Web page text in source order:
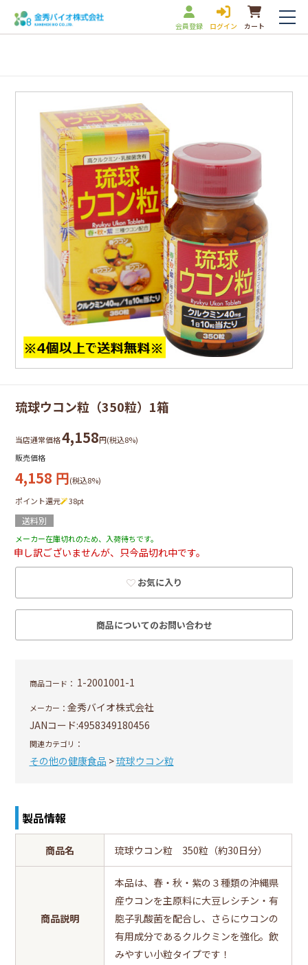
会員登録 ログイン カート
琉球ウコン粒（350粒）1箱
当店通常価格4,158円(税込8%)
販売価格
4,158 円(税込8%)
ポイント還元
38pt
送料別
メーカー在庫切れのため、入荷待ちです。
申し訳ございませんが、只今品切れ中です。
お気に入り
商品についてのお問い合わせ
商品コード： 1-2001001-1
メーカー： 金秀バイオ株式会社
JANコード:4958349180456
関連カテゴリ：
その他の健康食品 >琉球ウコン粒
製品情報
商品名 琉球ウコン粒 350粒（約30日分）
商品説明
本品は、春・秋・紫の３種類の沖縄県
産ウコンを主原料に大豆レシチン・有
胞子乳酸菌を配合し、さらにウコンの
有用成分であるクルクミンを強化。飲
みやすい小粒タイプです！